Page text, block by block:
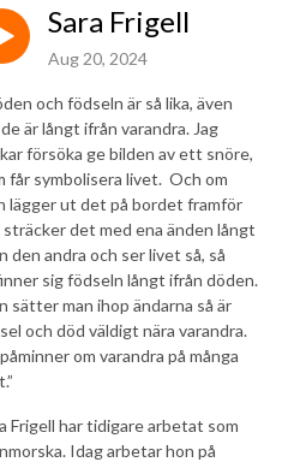
Sara Frigell
Aug 20, 2024
och födseln är så lika, även
är långt ifrån varandra. Jag
försöka ge bilden av ett snöre,
får symbolisera livet. Och om
lägger ut det på bordet framför
sträcker det med ena änden långt
den andra och ser livet så, så
sig födseln långt ifrån döden.
sätter man ihop ändarna så är
och död väldigt nära varandra.
om varandra på många
Frigell har tidigare arbetat som
Idag arbetar hon på